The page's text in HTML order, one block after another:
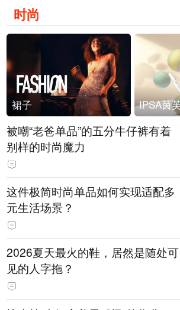
时尚
裙子
被嘲“老爸单品”的五分牛仔裤有着
别样的时尚魔力
这件极简时尚单品如何实现适配多
元生活场景？
2026夏天最火的鞋，居然是随处可
见的人字拖？